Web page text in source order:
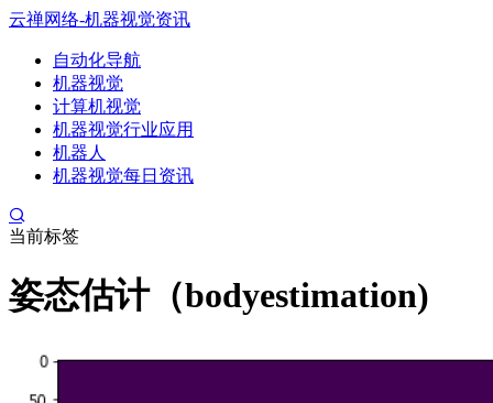
云禅网络-机器视觉资讯
自动化导航
机器视觉
计算机视觉
机器视觉行业应用
机器人
机器视觉每日资讯
当前标签
姿态估计（bodyestimation)